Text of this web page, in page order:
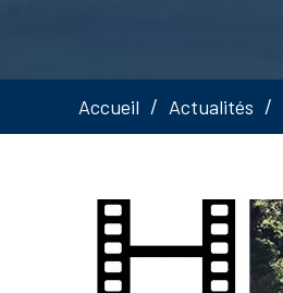
Accueil Actualités